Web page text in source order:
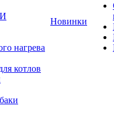
нагрева
котлов
Новинки